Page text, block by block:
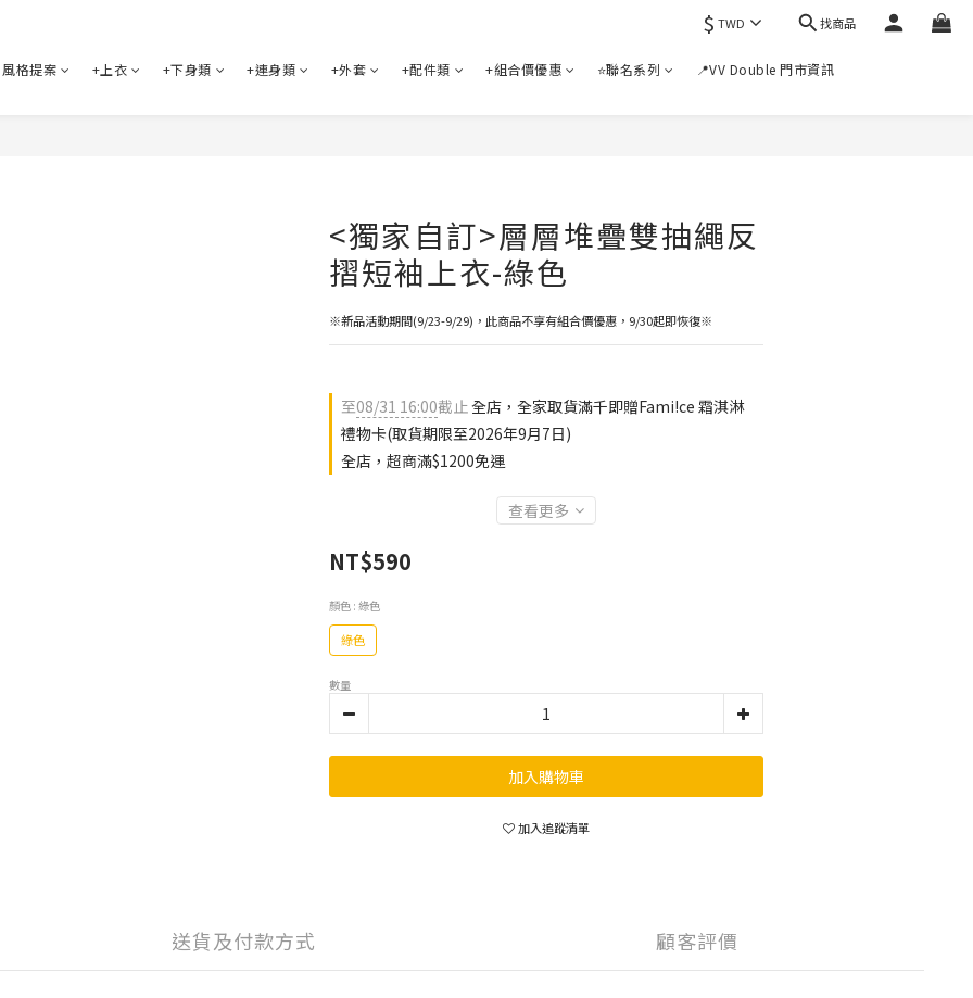
$ TWD 找商品
風格提案 +上衣 +下身類 +連身類 +外套 +配件類 +組合價優惠 ⭐聯名系列 📍VV Double 門市資訊
<獨家自訂>層層堆疊雙抽繩反
摺短袖上衣-綠色
※新品活動期間(9/23-9/29)，此商品不享有組合價優惠，9/30起即恢復※
至08/31 16:00截止全店，全家取貨滿千即贈Fami!ce 霜淇淋
禮物卡(取貨期限至2026年9月7日)
全店，超商滿$1200免運
查看更多
NT$590
顏色 : 綠色
綠色
數量
加入購物車
加入追蹤清單
送貨及付款方式 顧客評價